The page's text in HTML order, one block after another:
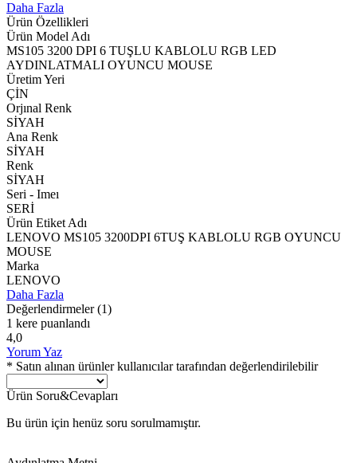
Daha Fazla
Ürün Özellikleri
Ürün Model Adı
MS105 3200 DPI 6 TUŞLU KABLOLU RGB LED
AYDINLATMALI OYUNCU MOUSE
Üretim Yeri
ÇİN
Orjınal Renk
SİYAH
Ana Renk
SİYAH
Renk
SİYAH
Seri - Imeı
SERİ
Ürün Etiket Adı
LENOVO MS105 3200DPI 6TUŞ KABLOLU RGB OYUNCU
MOUSE
Marka
LENOVO
Daha Fazla
Değerlendirmeler (1)
1 kere puanlandı
4,0
Yorum Yaz
* Satın alınan ürünler kullanıcılar tarafından değerlendirilebilir
Ürün Soru&Cevapları
Bu ürün için henüz soru sorulmamıştır.